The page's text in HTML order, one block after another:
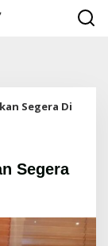
Segera Di
Segera